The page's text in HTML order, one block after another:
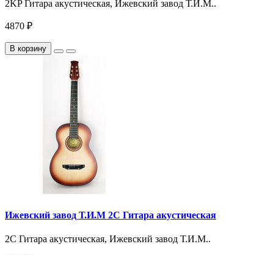
2KP Гитара акустическая, Ижевский завод Т.И.М..
4870 ₽
В корзину
Ижевский завод Т.И.М 2C Гитара акустическая
2C Гитара акустическая, Ижевский завод Т.И.М..